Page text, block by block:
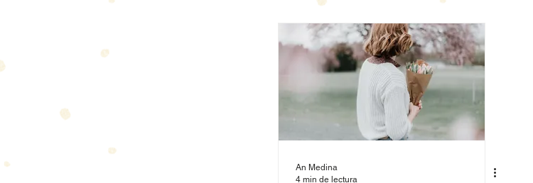
An Medina
4 min de lectura